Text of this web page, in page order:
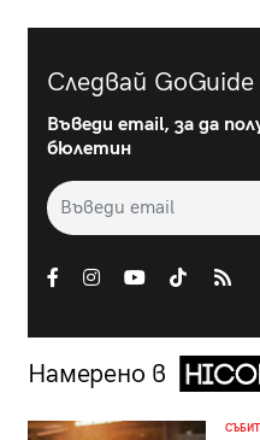
Следвай GoGuide
Въведи email, за да
бюлетин
Намерено в